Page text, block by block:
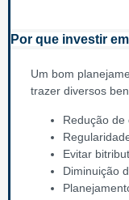
Por que investir
Um bom
trazer diversos
Redução de
Evitar
Diminuição